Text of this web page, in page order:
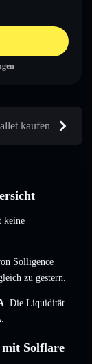
kaufen
keine
Solligence
zu gestern.
. Die Liquidität
.
Solflare